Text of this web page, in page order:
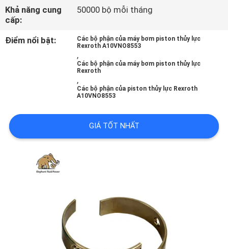
KIỂM
SOÁT
CHẤT
HỆ
CHÚNG
TÔI
Khả năng cung
cấp:
50000 bộ mỗi tháng
Điểm nổi bật:
Các bộ phận của máy bơm piston thủy lực
Rexroth A10VNO8553
,
Các bộ phận của máy bơm piston thủy lực
Rexroth
,
Các bộ phận của piston thủy lực Rexroth
A10VNO8553
GIÁ TỐT NHẤT